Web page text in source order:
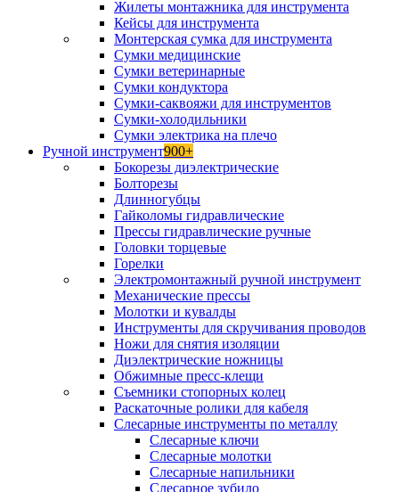
Жилеты монтажника для инструмента
Кейсы для инструмента
Монтерская сумка для инструмента
Сумки медицинские
Сумки ветеринарные
Сумки кондуктора
Сумки-саквояжи для инструментов
Сумки-холодильники
Сумки электрика на плечо
Ручной инструмент900+
Бокорезы диэлектрические
Болторезы
Длинногубцы
Гайколомы гидравлические
Прессы гидравлические ручные
Головки торцевые
Горелки
Электромонтажный ручной инструмент
Механические прессы
Молотки и кувалды
Инструменты для скручивания проводов
Ножи для снятия изоляции
Диэлектрические ножницы
Обжимные пресс-клещи
Съемники стопорных колец
Раскаточные ролики для кабеля
Слесарные инструменты по металлу
Слесарные ключи
Слесарные молотки
Слесарные напильники
Слесарное зубило